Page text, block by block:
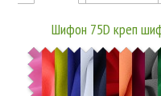
Шифон 75D креп